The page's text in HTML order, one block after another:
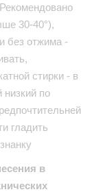
30-40°),
без отжима -
стирки - в
по
гладить
в